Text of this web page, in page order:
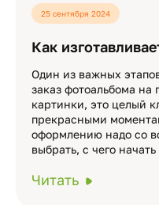
25 сентября 2024
Как
Один из важных
заказ фотоальбома на
картинки, это целый
прекрасными
оформлению надо со
выбрать, с чего
Читать